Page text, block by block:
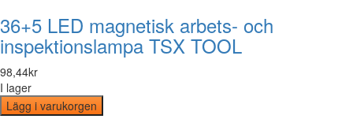
36+5 LED magnetisk arbets- och
inspektionslampa TSX TOOL
98,44kr
I lager
Lägg i varukorgen